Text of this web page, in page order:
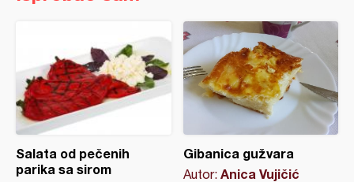
Salata od pečenih
parika sa sirom
Gibanica gužvara
Autor: Anica Vujičić